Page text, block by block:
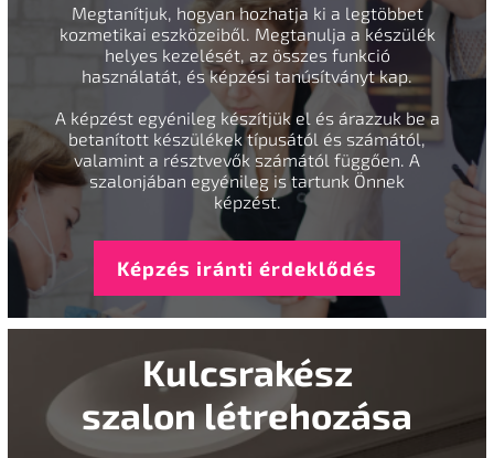
Megtanítjuk, hogyan hozhatja ki a legtöbbet
kozmetikai eszközeiből. Megtanulja a készülék
helyes kezelését, az összes funkció
használatát, és képzési tanúsítványt kap.
A képzést egyénileg készítjük el és árazzuk be a
betanított készülékek típusától és számától,
valamint a résztvevők számától függően. A
szalonjában egyénileg is tartunk Önnek
képzést.
Képzés iránti érdeklődés
Kulcsrakész
szalon létrehozása